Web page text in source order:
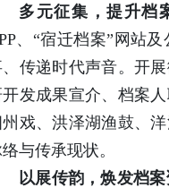
多元征集，提升档
、“宿迁档案”网站
传递时代声音。开
发成果宣介、档案
戏、洪泽湖渔鼓、
与传承现状。
以展传韵，焕发档